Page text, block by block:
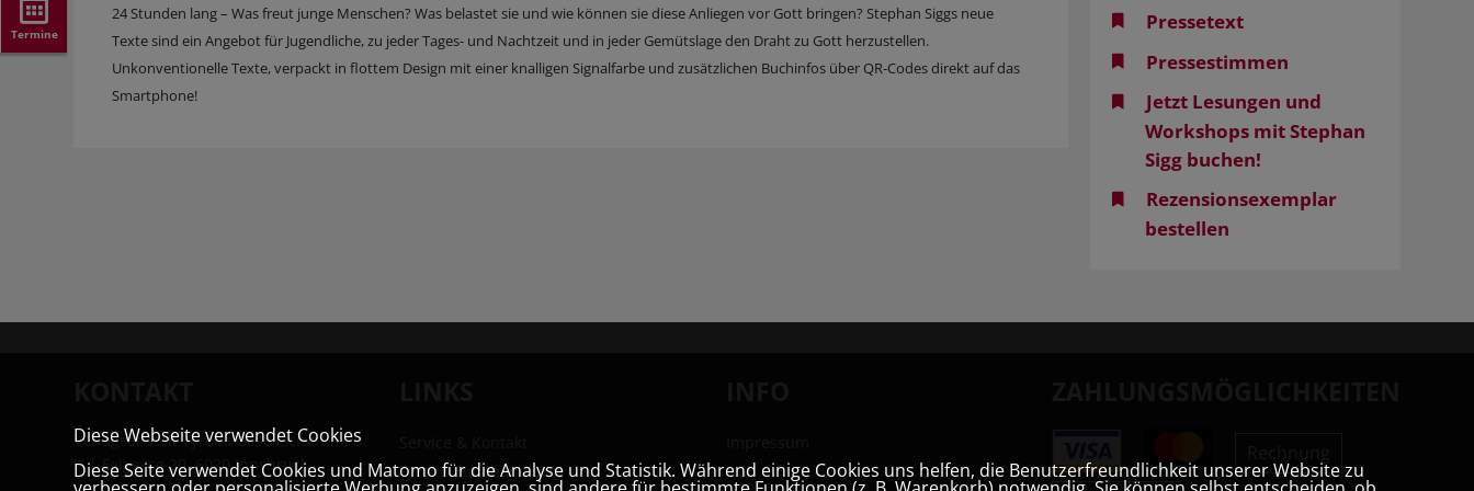
Termine
24 Stunden lang – Was freut junge Menschen? Was belastet sie und wie können sie diese Anliegen vor Gott bringen? Stephan Siggs neue
Texte sind ein Angebot für Jugendliche, zu jeder Tages- und Nachtzeit und in jeder Gemütslage den Draht zu Gott herzustellen.
Unkonventionelle Texte, verpackt in flottem Design mit einer knalligen Signalfarbe und zusätzlichen Buchinfos über QR-Codes direkt auf das
Smartphone!
Pressetext
Pressestimmen
Jetzt Lesungen und
Workshops mit Stephan
Sigg buchen!
Rezensionsexemplar
bestellen
Verlagsanstalt Tyrolia Gesellschaft m. b.
H | Exlgasse 20, 6020 Innsbruck
Tyrolia Buchhandlung
AGB
Diese Webseite verwendet Cookies
Diese Seite verwendet Cookies und Matomo für die Analyse und Statistik. Während einige Cookies uns helfen, die Benutzerfreundlichkeit unserer Website zu